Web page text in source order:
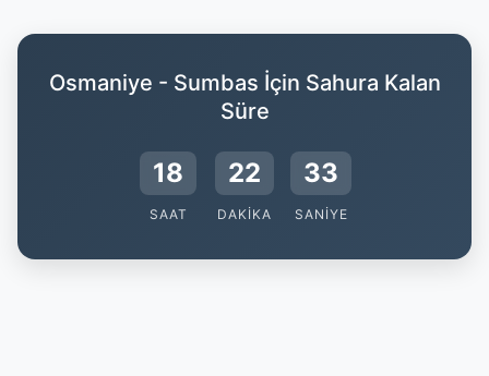
Osmaniye - Sumbas İçin Sahura Kalan
Süre
18
SAAT
22
DAKIKA
33
SANIYE